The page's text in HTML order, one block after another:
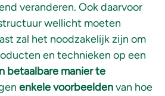
veranderen. Ook daarvoor
wellicht moeten
zal het noodzakelijk zijn om
en technieken op een
betaalbare manier te
enkele voorbeeldenvan hoe